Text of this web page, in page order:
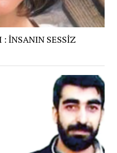
İNSANIN SESSİZ